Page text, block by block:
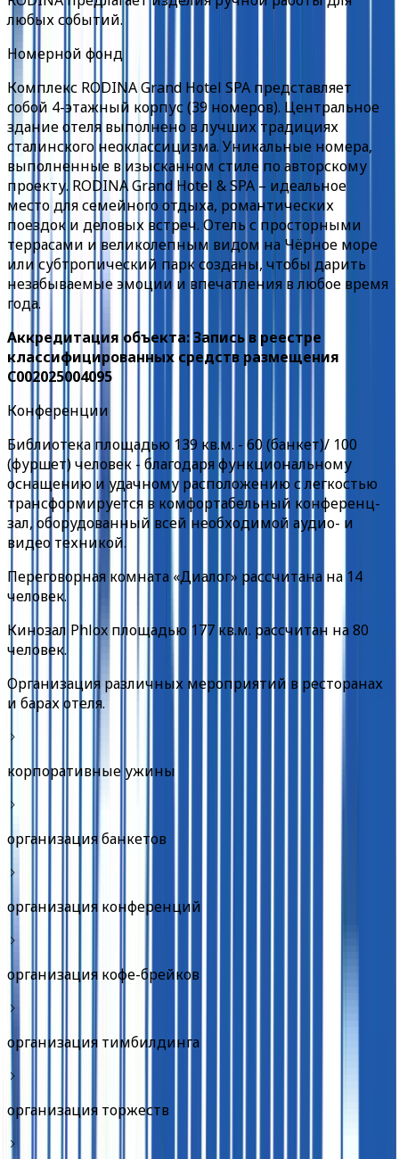
любых событий.
Номерной фонд
Комплекс R ODINA Grand Hotel SPA представляет
собой 4-этажный корпус (39 номеров). Центральное
здание отеля выполнено в лучших традициях
сталинского неоклассицизма. Уникальные номера,
выполненные в изысканном стиле по авторскому
проекту. RODINA Grand Hotel & SPA – идеальное
место для семейного отдыха, романтических
поездок и деловых встреч. Отель с просторными
террасами и великолепным видом на Чёрное море
или субтропический парк созданы, чтобы дарить
незабываемые эмоции и впечатления в любое время
года.
Аккредитация объекта: Запись в реестре
классифицированных средств размещения
С002025004095
Конференции
Библиотека площадью 139 кв.м. - 60 (банкет)/ 100
(фуршет) человек - благодаря функциональному
оснащению и удачному расположению с легкостью
трансформируется в комфортабельный конференц-
зал, оборудованный всей необходимой аудио- и
видео техникой.
Переговорная комната «Диалог» рассчитана на 14
человек.
Кинозал Phlox площадью 177 кв.м. рассчитан на 80
человек.
Организация различных мероприятий в ресторанах
и барах отеля.
корпоративные ужины
организация банкетов
организация конференций
организация кофе-брейков
организация тимбилдинга
организация торжеств